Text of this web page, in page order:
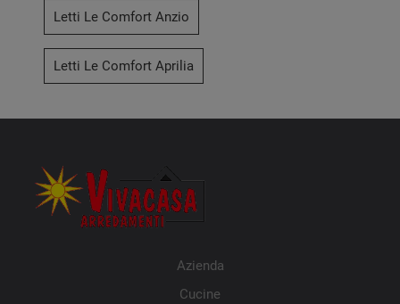
Letti Le Comfort Anzio
Letti Le Comfort Aprilia
Azienda
Cucine